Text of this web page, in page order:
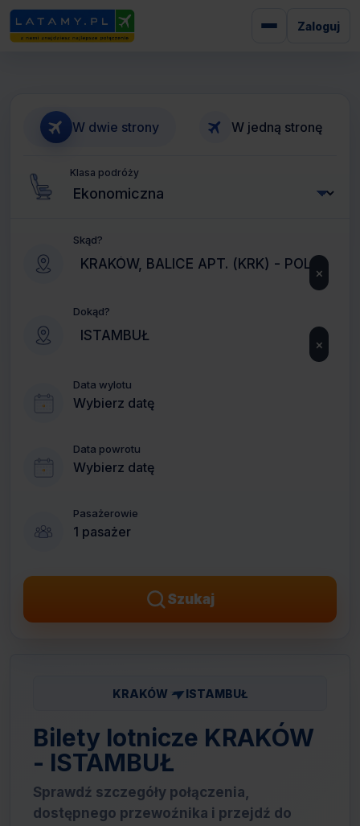
Zaloguj
KRAKÓW ISTAMBUŁ
Bilety lotnicze KRAKÓW
- ISTAMBUŁ
Sprawdź szczegóły połączenia,
dostępnego przewoźnika i przejdź do
W dwie strony W jedną stronę
Klasa podróży
Skąd?
×
Dokąd?
×
Data wylotu
Wybierz datę
Data powrotu
Wybierz datę
Pasażerowie
1 pasażer
Szukaj